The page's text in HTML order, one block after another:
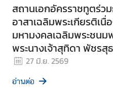
สถานเอกอัครราชทูตร่ว
อาสาเฉลิมพระเกียรติเนื่
มหามงคลเฉลิมพระชนม
พระนางเจ้าสุทิดา พัชร
ราชินี 3 มิถุนายน 2569
27 มิ.ย. 2569
อ่านต่อ